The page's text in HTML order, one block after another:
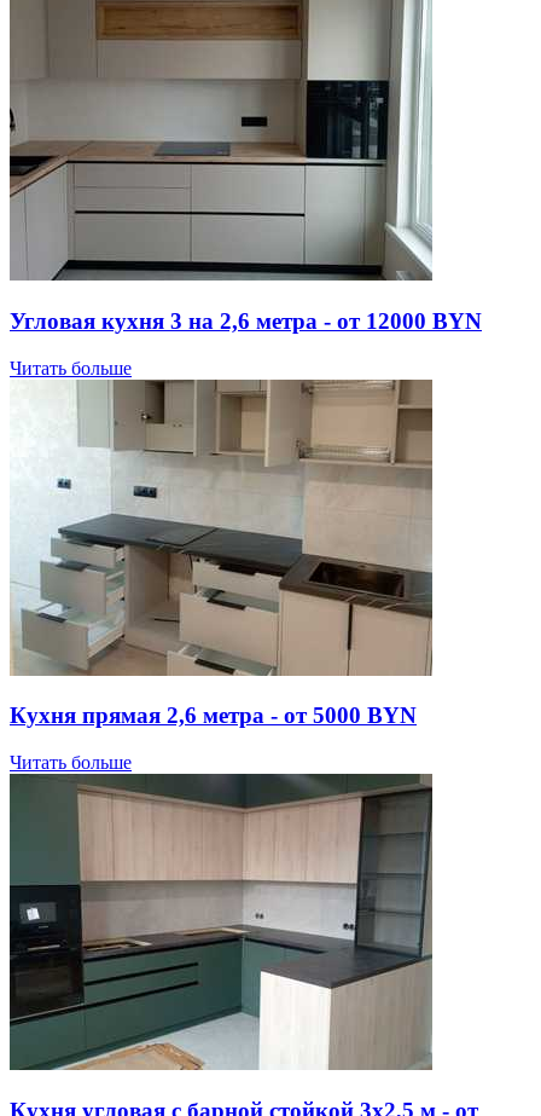
Угловая кухня 3 на 2,6 метра - от 12000 BYN
Читать больше
Кухня прямая 2,6 метра - от 5000 BYN
Читать больше
Кухня угловая с барной стойкой 3x2,5 м - от